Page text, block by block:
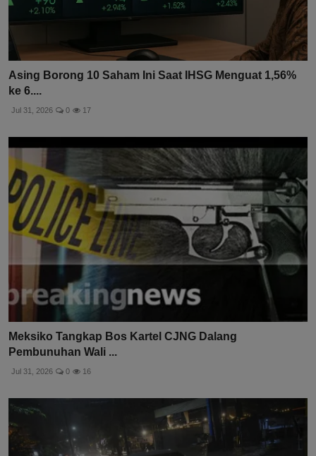
Asing Borong 10 Saham Ini Saat IHSG Menguat 1,56%
ke 6....
Jul 31, 2026 0 17
Meksiko Tangkap Bos Kartel CJNG Dalang
Pembunuhan Wali ...
Jul 31, 2026 0 16